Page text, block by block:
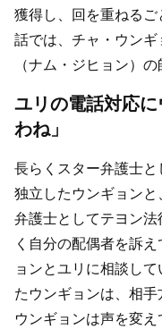
獲得し、回を重ねる
話では、チャ・ウン
（ナム・ジヒョン）
ユリの電話対応
わね」
長らくスター弁護士
独立したウンギョン
弁護士としてテヨン
く自分の配偶者を訴
ョンとユリに相談し
たウンギョンは、相手
ウンギョンは声を変